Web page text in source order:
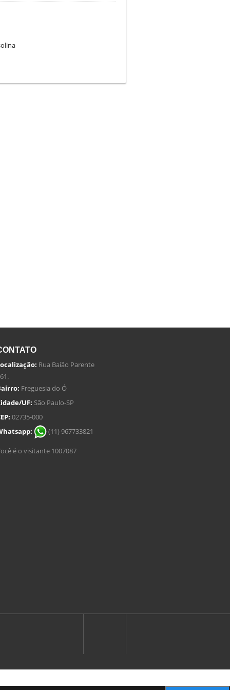
Rua Baião Parente
Freguesia do Ó
UF: São Paulo-SP
02735-000
(11) 967733821
é o visitante 1007087